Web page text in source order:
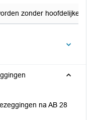
zonder hoofdelijke
na AB 28